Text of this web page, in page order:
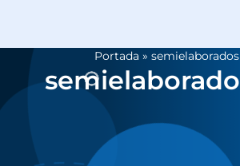
Portada »